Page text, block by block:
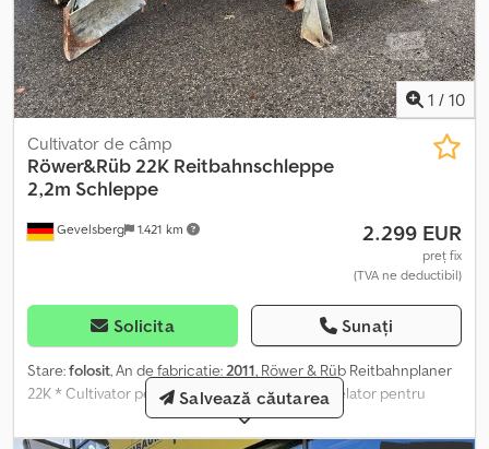
1 / 10
Gevelsberg 1.421 km
Cultivator de câmp
Röwer&Rüb 22K Reitbahnschleppe
2,2m Schleppe
2.299 EUR
preț fix
(TVA ne deductibil)
Solicita Sunați
Stare:folosit, An de fabricație:2011, Röwer & Rüb Reitbahnplaner
22K * Cultivator pentru manejuri ecvestre * Nivelator pentru
arene de echitație * Grapă pentru întreținerea terenurilor de
călărie * An de fabricație: 2011 * Lățime de lucru: 2,2 m * Greutate:
Salvează căutarea